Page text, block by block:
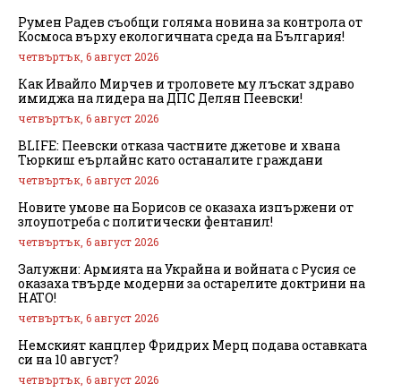
Румен Радев съобщи голяма новина за контрола от
Космоса върху екологичната среда на България!
четвъртък, 6 август 2026
Как Ивайло Мирчев и троловете му лъскат здраво
имиджа на лидера на ДПС Делян Пеевски!
четвъртък, 6 август 2026
BLIFE: Пеевски отказа частните джетове и хвана
Тюркиш еърлайнс като останалите граждани
четвъртък, 6 август 2026
Новите умове на Борисов се оказаха изпържени от
злоупотреба с политически фентанил!
четвъртък, 6 август 2026
Залужни: Армията на Украйна и войната с Русия се
оказаха твърде модерни за остарелите доктрини на
НАТО!
четвъртък, 6 август 2026
Немският канцлер Фридрих Мерц подава оставката
си на 10 август?
четвъртък, 6 август 2026